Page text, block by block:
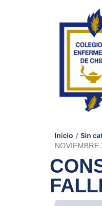
Inicio / Sin
NOVIEMBRE